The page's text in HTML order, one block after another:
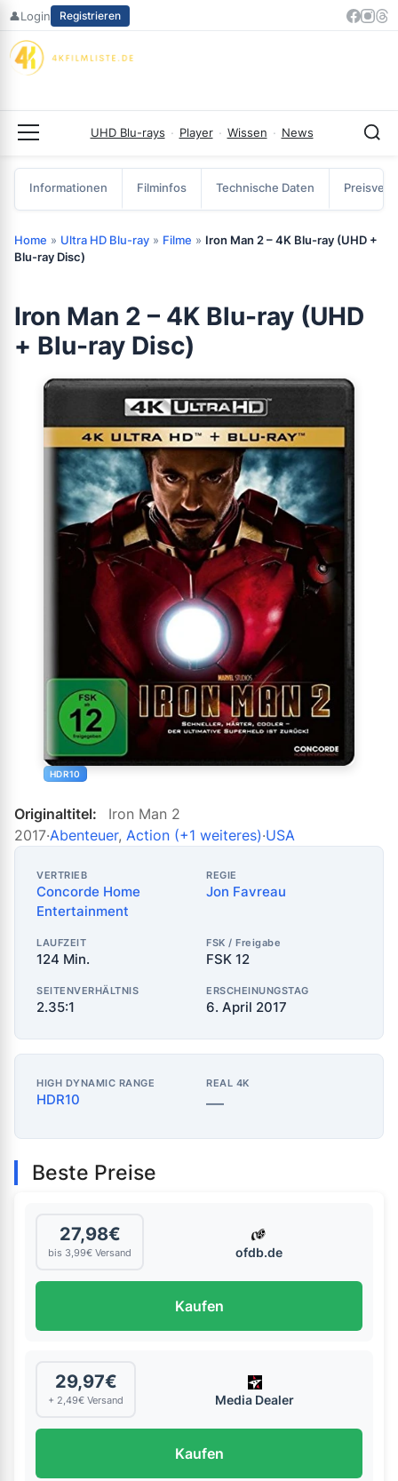
Zum
springen
👤Login Registrieren
UHD Blu-rays · Player · Wissen · News
Informationen Filminfos Technische Daten
Home » Ultra HD Blu-ray » Filme » Iron Man 2 – 4K Blu-ray (UHD +
Blu-ray Disc)
Iron Man 2 – 4K Blu-ray (UHD
+ Blu-ray Disc)
HDR10
Originaltitel:
Iron Man 2
2017·Abenteuer, Action (+1 weiteres)·USA
VERTRIEB
Concorde Home
Entertainment
REGIE
Jon Favreau
LAUFZEIT
124 Min.
FSK / Freigabe
FSK 12
SEITENVERHÄLTNIS
2.35:1
ERSCHEINUNGSTAG
6. April 2017
HIGH DYNAMIC RANGE
HDR10
REAL 4K
—
Beste Preise
ofdb.de
27,98€
bis 3,99€ Versand
Kaufen
Media Dealer
29,97€
+ 2,49€ Versand
Kaufen